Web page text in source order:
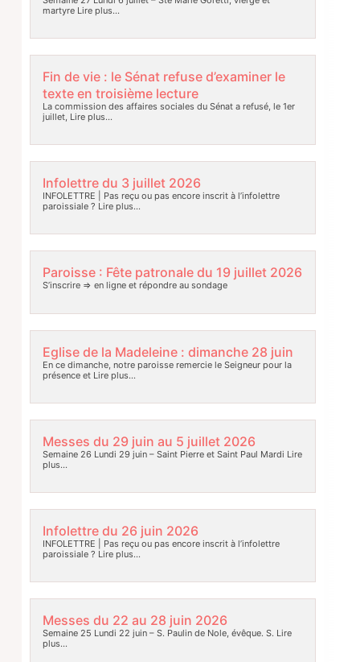
martyreLire plus…
Fin de vie : le Sénat refuse d’examiner le
texte en troisième lecture
La commission des affaires sociales du Sénat a refusé, le 1er
juillet, Lire plus…
Infolettre du 3 juillet 2026
INFOLETTRE | Pas reçu ou pas encore inscrit à l’infolettre
paroissiale ? Lire plus…
Paroisse : Fête patronale du 19 juillet 2026
S’inscrire => en ligne et répondre au sondage
Eglise de la Madeleine : dimanche 28 juin
En ce dimanche, notre paroisse remercie le Seigneur pour la
présence etLire plus…
Messes du 29 juin au 5 juillet 2026
Semaine 26 Lundi 29 juin – Saint Pierre et Saint Paul Mardi Lire
plus…
Infolettre du 26 juin 2026
INFOLETTRE | Pas reçu ou pas encore inscrit à l’infolettre
paroissiale ? Lire plus…
Messes du 22 au 28 juin 2026
Semaine 25 Lundi 22 juin – S. Paulin de Nole, évêque. S. Lire
plus…